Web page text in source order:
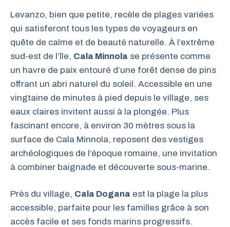
Levanzo, bien que petite, recèle de plages variées
qui satisferont tous les types de voyageurs en
quête de calme et de beauté naturelle. À l’extrême
sud-est de l’île, Cala Minnola se présente comme
un havre de paix entouré d’une forêt dense de pins
offrant un abri naturel du soleil. Accessible en une
vingtaine de minutes à pied depuis le village, ses
eaux claires invitent aussi à la plongée. Plus
fascinant encore, à environ 30 mètres sous la
surface de Cala Minnola, reposent des vestiges
archéologiques de l’époque romaine, une invitation
à combiner baignade et découverte sous-marine.
Près du village, Cala Dogana est la plage la plus
accessible, parfaite pour les familles grâce à son
accès facile et ses fonds marins progressifs.